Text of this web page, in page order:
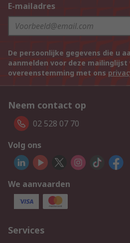
E-mailadres
De persoonlijke gegevens die u
aanmelden voor deze
overeenstemming met ons
Neem contact op
02 528 07 70
Volg ons
We aanvaarden
Services